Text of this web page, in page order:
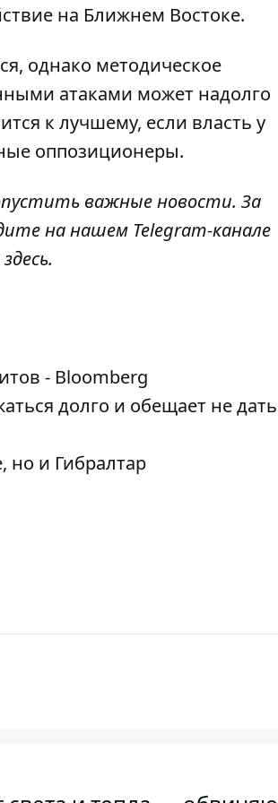
на Ближнем Востоке.
однако методическое
атаками может надолго
к лучшему, если власть у
оппозиционеры.
важные новости. За
на нашем Telegram-канале
здесь.
- Bloomberg
долго и обещает не
но и Гибралтар